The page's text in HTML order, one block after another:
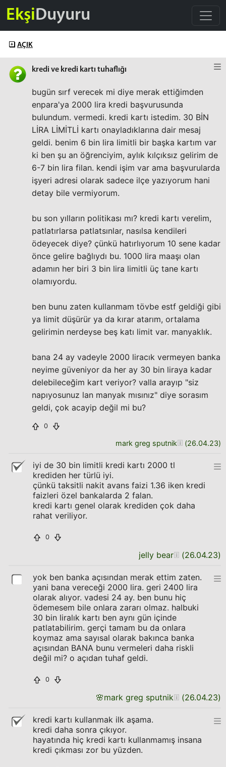
EkşiDuyuru
AÇIK
kredi ve kredi kartı tuhaflığı
bugün sırf verecek mi diye merak ettiğimden
enpara'ya 2000 lira kredi başvurusunda
bulundum. vermedi. kredi kartı istedim. 30 BİN
LİRA LİMİTLİ kartı onayladıklarına dair mesaj
geldi. benim 6 bin lira limitli bir başka kartım var
ki ben şu an öğrenciyim, aylık kılçıksız gelirim de
6-7 bin lira filan. kendi işim var ama başvurularda
işyeri adresi olarak sadece ilçe yazıyorum hani
detay bile vermiyorum.
bu son yılların politikası mı? kredi kartı verelim,
patlatırlarsa patlatsınlar, nasılsa kendileri
ödeyecek diye? çünkü hatırlıyorum 10 sene kadar
önce gelire bağlıydı bu. 1000 lira maaşı olan
adamın her biri 3 bin lira limitli üç tane kartı
olamıyordu.
ben bunu zaten kullanmam tövbe estf geldiği gibi
ya limit düşürür ya da kırar atarım, ortalama
gelirimin nerdeyse beş katı limit var. manyaklık.
bana 24 ay vadeyle 2000 liracık vermeyen banka
neyime güveniyor da her ay 30 bin liraya kadar
delebileceğim kart veriyor? valla arayıp "siz
napıyosunuz lan manyak mısınız" diye sorasım
geldi, çok acayip değil mi bu?
0
mark greg sputnik (26.04.23)
iyi de 30 bin limitli kredi kartı 2000 tl
krediden her türlü iyi.
çünkü taksitli nakit avans faizi 1.36 iken kredi
faizleri özel bankalarda 2 falan.
kredi kartı genel olarak krediden çok daha
rahat veriliyor.
0
jelly bear (26.04.23)
yok ben banka açısından merak ettim zaten.
yani bana vereceği 2000 lira. geri 2400 lira
olarak alıyor. vadesi 24 ay. ben bunu hiç
ödemesem bile onlara zararı olmaz. halbuki
30 bin liralık kartı ben aynı gün içinde
patlatabilirim. gerçi tamam bu da onlara
koymaz ama sayısal olarak bakınca banka
açısından BANA bunu vermeleri daha riskli
değil mi? o açıdan tuhaf geldi.
0
🌸mark greg sputnik (26.04.23)
kredi kartı kullanmak ilk aşama.
kredi daha sonra çıkıyor.
hayatında hiç kredi kartı kullanmamış insana
kredi çıkması zor bu yüzden.